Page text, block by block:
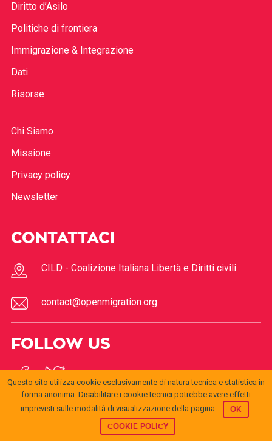
Diritto d’Asilo
Politiche di frontiera
Immigrazione & Integrazione
Dati
Risorse
Chi Siamo
Missione
Privacy policy
Newsletter
CONTATTACI
CILD - Coalizione Italiana Libertà e Diritti civili
contact@openmigration.org
FOLLOW US
openmigration.orgbyCILDis licensed under aCreative
© 2017Open
Questo sito utilizza cookie esclusivamente di natura tecnica e statistica in
forma anonima. Disabilitare i cookie tecnici potrebbe avere effetti
imprevisti sulle modalità di visualizzazione della pagina.
OK
COOKIE POLICY